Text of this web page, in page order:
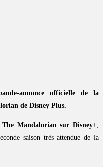
annonce officielle de la
de Disney Plus.
The Mandalorian sur Disney+,
saison très attendue de la